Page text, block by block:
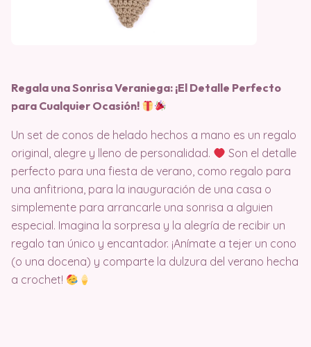
Regala una Sonrisa Veraniega: ¡El Detalle Perfecto
para Cualquier Ocasión!
Un set de conos de helado hechos a mano es un regalo
original, alegre y lleno de personalidad.
Son el detalle
perfecto para una fiesta de verano, como regalo para
una anfitriona, para la inauguración de una casa o
simplemente para arrancarle una sonrisa a alguien
especial. Imagina la sorpresa y la alegría de recibir un
regalo tan único y encantador. ¡Anímate a tejer un cono
(o una docena) y comparte la dulzura del verano hecha
a crochet!